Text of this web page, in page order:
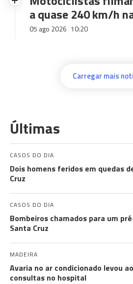
a quase 240 km/h
05 ago 2026 10:20
Carregar mais
Últimas
CASOS DO DIA
Dois homens feridos em quedas
Cruz
CASOS DO DIA
Bombeiros chamados para um
Santa Cruz
MADEIRA
Avaria no ar condicionado levou
consultas no hospital